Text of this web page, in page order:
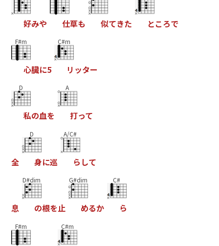
好みや 仕草も 似てきた ところで
F#m
心臓に5
C#m
リ ッター
D
私の血を
A
打って
全
D
身に巡
A/C#
ら して
息
D#dim
の根を止
G#dim
めるか
C#
ら
F#m C#m